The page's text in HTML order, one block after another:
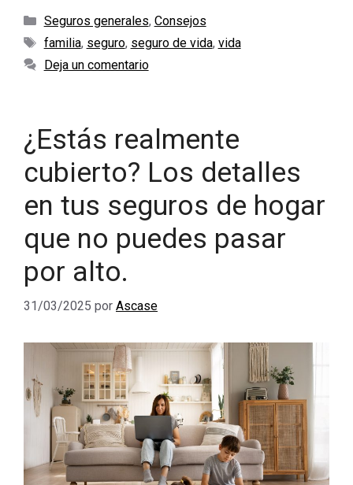
Categorías
Seguros generales, Consejos
Etiquetas
familia, seguro, seguro de vida, vida
Deja un comentario
¿Estás realmente
cubierto? Los detalles
en tus seguros de hogar
que no puedes pasar
por alto.
31/03/2025 por Ascase